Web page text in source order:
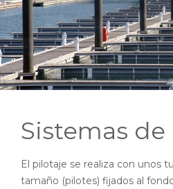
Sistemas
El pilotaje se realiza con unos
tamaño (pilotes) fijados al